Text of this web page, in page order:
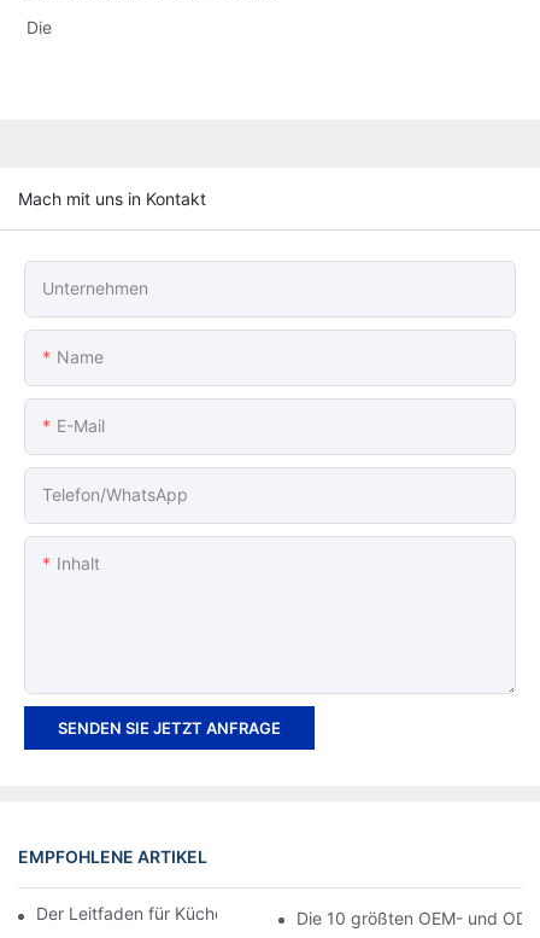
Die
Mach mit uns in Kontakt
Unternehmen
Name
E-Mail
Telefon/WhatsApp
Inhalt
SENDEN SIE JETZT ANFRAGE
EMPFOHLENE ARTIKEL
Der Leitfaden für Küchenutensilien aus Edelstahl
Die 10 größten OEM- und